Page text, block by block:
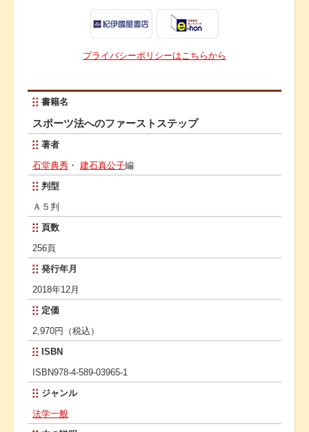
プライバシーポリシーはこちらから
書籍名
スポーツ法へのファーストステップ
著者
石堂典秀 ・ 建石真公子編
判型
Ａ５判
頁数
256頁
発行年月
2018年12月
定価
2,970円（税込）
ISBN
ISBN978-4-589-03965-1
ジャンル
法学一般